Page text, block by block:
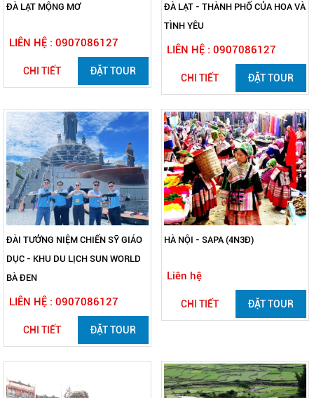
ĐÀ LẠT MỘNG MƠ
LIÊN HỆ : 0907086127
CHI TIẾT ĐẶT TOUR
ĐÀ LẠT - THÀNH PHỐ CỦA HOA VÀ
TÌNH YÊU
LIÊN HỆ : 0907086127
CHI TIẾT ĐẶT TOUR
ĐÀI TƯỞNG NIỆM CHIẾN SỸ GIÁO
DỤC - KHU DU LỊCH SUN WORLD
BÀ ĐEN
LIÊN HỆ : 0907086127
CHI TIẾT ĐẶT TOUR
HÀ NỘI - SAPA (4N3Đ)
Liên hệ
CHI TIẾT ĐẶT TOUR